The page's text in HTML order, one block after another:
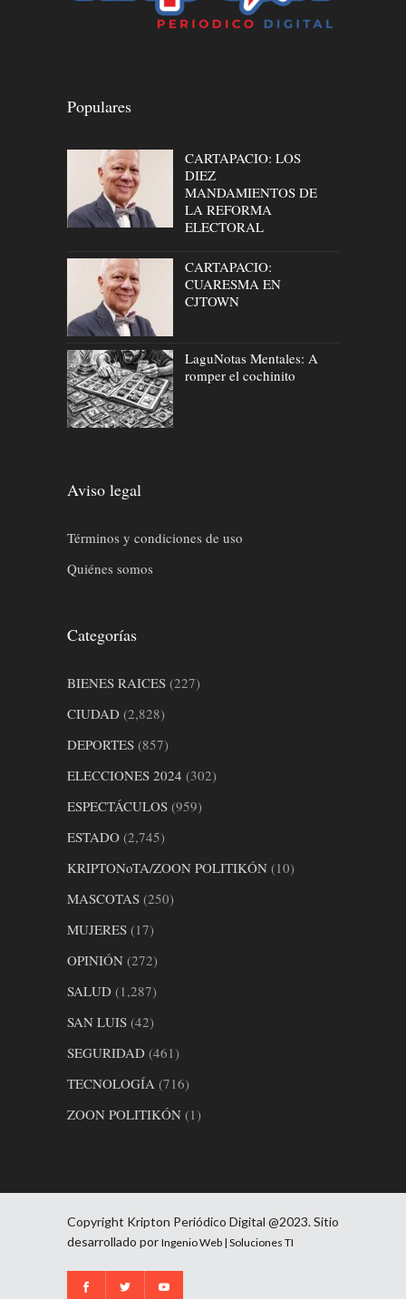
Populares
CARTAPACIO: LOS
DIEZ
MANDAMIENTOS DE
LA REFORMA
ELECTORAL
CARTAPACIO:
CUARESMA EN
CJTOWN
LaguNotas Mentales: A
romper el cochinito
Aviso legal
Términos y condiciones de uso
Quiénes somos
Categorías
BIENES RAICES (227)
CIUDAD (2,828)
DEPORTES (857)
ELECCIONES 2024 (302)
ESPECTÁCULOS (959)
ESTADO (2,745)
KRIPTONoTA/ZOON POLITIKÓN (10)
MASCOTAS (250)
MUJERES (17)
OPINIÓN (272)
SALUD (1,287)
SAN LUIS (42)
SEGURIDAD (461)
TECNOLOGÍA (716)
ZOON POLITIKÓN (1)
Copyright Kripton Periódico Digital @2023. Sitio
desarrollado por Ingenio Web | Soluciones TI